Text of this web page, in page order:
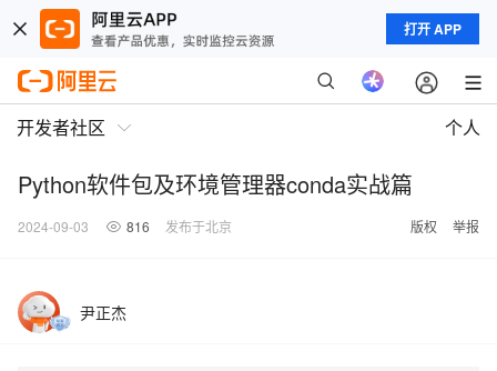
打开 APP
开发者社区 个人
Python软件包及环境管理器conda实战篇
2024-09-03 816 发布于北京 版权 举报
尹正杰